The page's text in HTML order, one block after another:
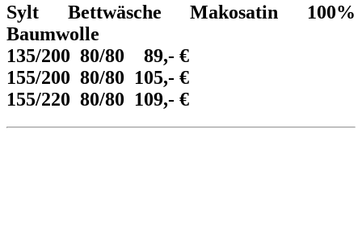
Sylt Bettwäsche Makosatin 100%
Baumwolle
135/200 80/80 89,- €
155/200 80/80 105,- €
155/220 80/80 109,- €